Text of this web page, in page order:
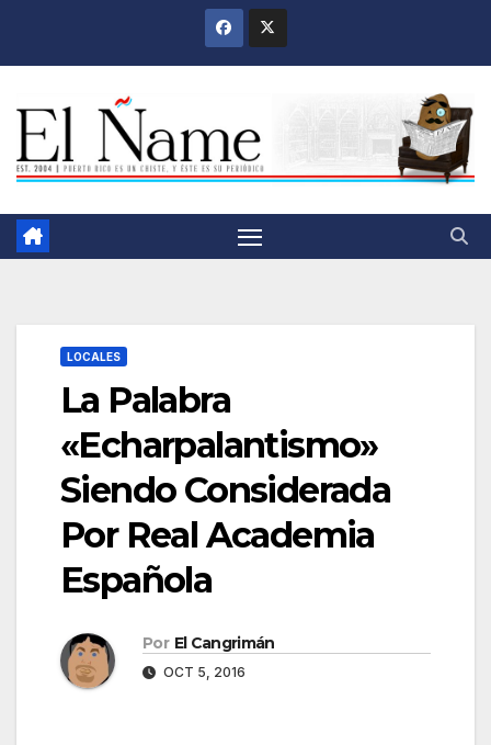
LOCALES
La Palabra
«Echarpalantismo»
Siendo Considerada
Por Real Academia
Española
Por El Cangrimán
OCT 5, 2016